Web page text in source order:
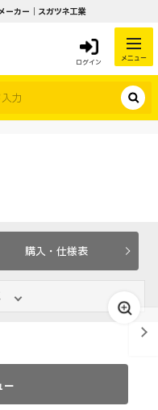
ーカー｜スガツネ工業
ログイン メニュー
購入・仕様表
ー